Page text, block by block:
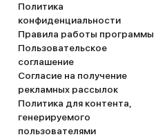
Политика
конфиденциальности
Правила работы программы
Пользовательское
соглашение
Согласие на получение
рекламных рассылок
Политика для контента,
генерируемого
пользователями